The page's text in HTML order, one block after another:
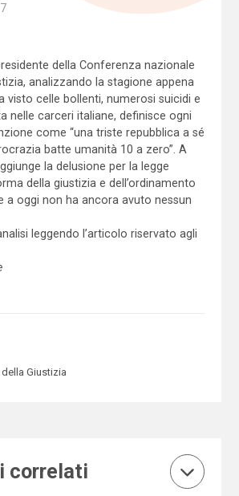
della Conferenza nazionale
analizzando la stagione appena
visto celle bollenti, numerosi suicidi e
nelle carceri italiane, definisce ogni
come “una triste repubblica a sé
batte umanità 10 a zero”. A
la delusione per la legge
della giustizia e dell’ordinamento
a oggi non ha ancora avuto nessun
leggendo l’articolo riservato agli
Giustizia
correlati